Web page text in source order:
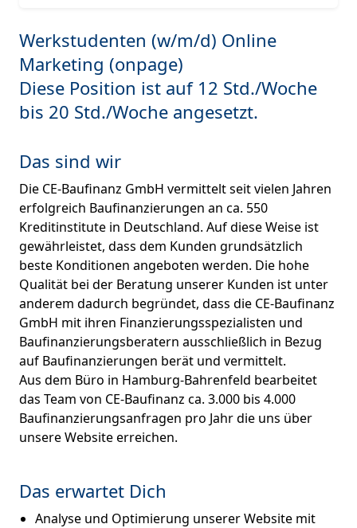
Werkstudenten (w/m/d) Online
Marketing (onpage)
Diese Position ist auf 12 Std./Woche
bis 20 Std./Woche angesetzt.
Das sind wir
Die CE-Baufinanz GmbH vermittelt seit vielen Jahren
erfolgreich Baufinanzierungen an ca. 550
Kreditinstitute in Deutschland. Auf diese Weise ist
gewährleistet, dass dem Kunden grundsätzlich
beste Konditionen angeboten werden. Die hohe
Qualität bei der Beratung unserer Kunden ist unter
anderem dadurch begründet, dass die CE-Baufinanz
GmbH mit ihren Finanzierungsspezialisten und
Baufinanzierungsberatern ausschließlich in Bezug
auf Baufinanzierungen berät und vermittelt.
Aus dem Büro in Hamburg-Bahrenfeld bearbeitet
das Team von CE-Baufinanz ca. 3.000 bis 4.000
Baufinanzierungsanfragen pro Jahr die uns über
unsere Website erreichen.
Das erwartet Dich
Analyse und Optimierung unserer Website mit